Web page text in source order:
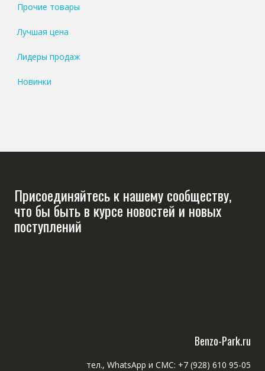
Прочие товары
Лучшая цена
Лидеры продаж
Новинки
Присоединяйтесь к нашему сообществу,
что бы быть в курсе новостей и новых
поступлений
Benzo-Park.ru
тел., WhatsApp и СМС: +7 (928) 610 95-05